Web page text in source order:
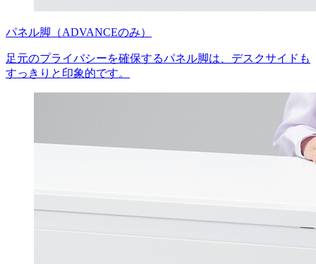
パネル脚（ADVANCEのみ）
足元のプライバシーを確保するパネル脚は、デスクサイドも
すっきりと印象的です。